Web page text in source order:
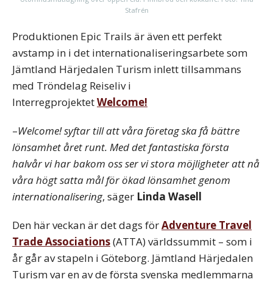
Stafrén
Produktionen Epic Trails är även ett perfekt
avstamp in i det internationaliseringsarbete som
Jämtland Härjedalen Turism inlett tillsammans
med Tröndelag Reiseliv i
InterregprojektetWelcome!
–Welcome! syftar till att våra företag ska få bättre
lönsamhet året runt. Med det fantastiska första
halvår vi har bakom oss ser vi stora möjligheter att nå
våra högt satta mål för ökad lönsamhet genom
internationalisering, säger Linda Wasell
Den här veckan är det dags förAdventure Travel
Trade Associations(ATTA) världssummit – som i
år går av stapeln i Göteborg. Jämtland Härjedalen
Turism var en av de första svenska medlemmarna